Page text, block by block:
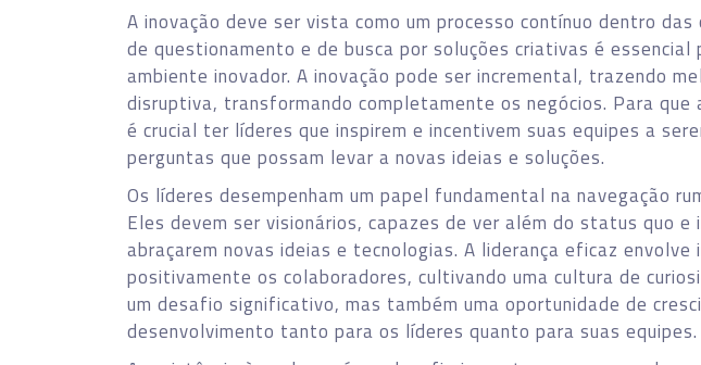
A inovação deve ser vista como um processo contínuo dentro
de questionamento e de busca por soluções criativas é essencial
ambiente inovador. A inovação pode ser incremental, trazendo
disruptiva, transformando completamente os negócios. Para que
é crucial ter líderes que inspirem e incentivem suas equipes a
perguntas que possam levar a novas ideias e soluções.
Os líderes desempenham um papel fundamental na navegação
Eles devem ser visionários, capazes de ver além do status quo e
abraçarem novas ideias e tecnologias. A liderança eficaz envolve
positivamente os colaboradores, cultivando uma cultura de
um desafio significativo, mas também uma oportunidade de
desenvolvimento tanto para os líderes quanto para suas equipes.